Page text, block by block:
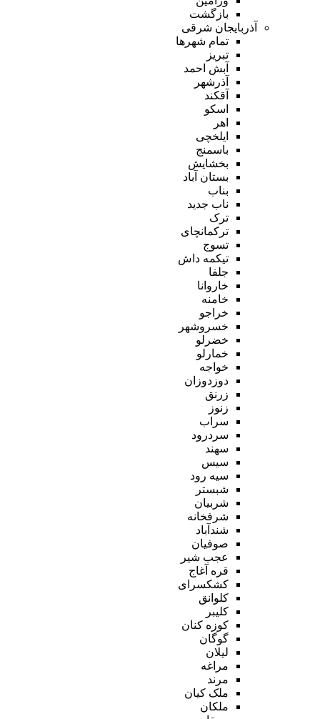
بازگشت
آذربایجان شرقی
تمام شهر‌ها
تبریز
آبش احمد
آذرشهر
آقکند
اسکو
اهر
ایلخچی
باسمنج
بخشایش
بستان آباد
بناب
ناب جدید
ترک
ترکمانچای
تسوج
تیکمه داش
جلفا
خاروانا
خامنه
خراجو
خسروشهر
خضرلو
خمارلو
خواجه
دوزدوزان
زرنق
زنوز
سراب
سردرود
سهند
سیس
سیه رود
شبستر
شربیان
شرفخانه
شندآباد
صوفیان
عجب شیر
قره آغاج
کشکسرای
کلوانق
کلیبر
کوزه کنان
گوگان
لیلان
مراغه
مرند
ملک کیان
ملکان